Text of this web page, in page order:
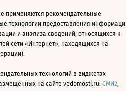
применяются рекомендательные
технологии предоставления
и анализа сведений, относящихся к
сети «Интернет», находящихся на
технологий в виджетах
на сайте vedomosti.ru: СМИ2,